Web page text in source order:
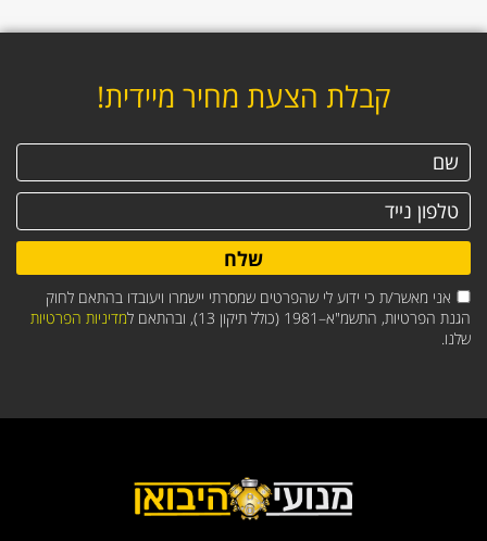
קבלת הצעת מחיר מיידית!
אני מאשר/ת כי ידוע לי שהפרטים שמסרתי יישמרו ויעובדו בהתאם לחוק
הגנת הפרטיות, התשמ"א–1981 (כולל תיקון 13), ובהתאם ל
מדיניות הפרטיות
שלנו.
שלח